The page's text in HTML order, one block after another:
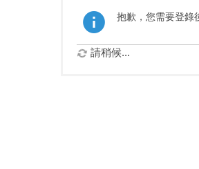
抱歉，您需要登錄
請稍候...